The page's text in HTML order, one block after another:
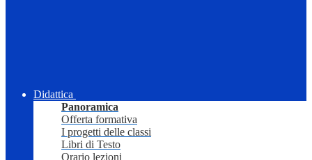
Didattica
Panoramica
Offerta formativa
I progetti delle classi
Libri di Testo
Orario lezioni